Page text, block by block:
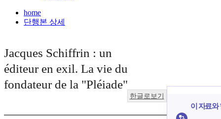
home
단행본 상세
Jacques Schiffrin : un
éditeur en exil. La vie du
fondateur de la "Pléiade"
한글로보기
이 자료와